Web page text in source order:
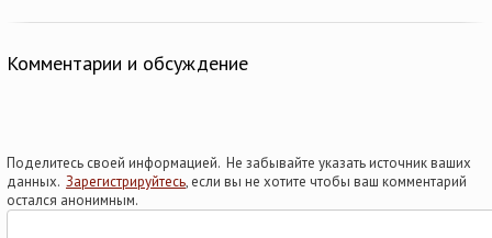
Комментарии и обсуждение
Поделитесь своей информацией. Не забывайте указать источник ваших
данных. Зарегистрируйтесь, если вы не хотите чтобы ваш комментарий
остался анонимным.